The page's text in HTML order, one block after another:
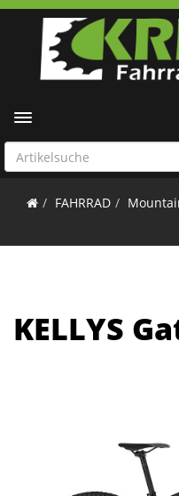
Toggle navigation
FAHRRAD
KELLYS